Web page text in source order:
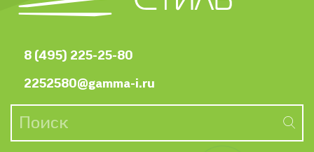
8 (495) 225-25-80
2252580@gamma-i.ru